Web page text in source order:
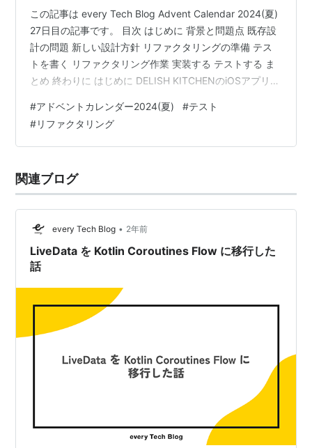
この記事は every Tech Blog Advent Calendar 2024(夏)
27日目の記事です。 目次 はじめに 背景と問題点 既存設
計の問題 新しい設計方針 リファクタリングの準備 テス
トを書く リファクタリング作業 実装する テストする ま
とめ 終わりに はじめに DELISH KITCHENのiOSアプリ開
の料理体験がより良いものになるよう、日々新しい機能
を追加しています。今回は「リアーキテクチャを支える
テスト駆動開発：効果的なリファクタリングの方法」に
開発の重…
#アドベントカレンダー2024(夏) #テスト
#リファクタリング
関連ブログ
every Tech Blog • 2年前
LiveData を Kotlin Coroutines Flow に移行した
話